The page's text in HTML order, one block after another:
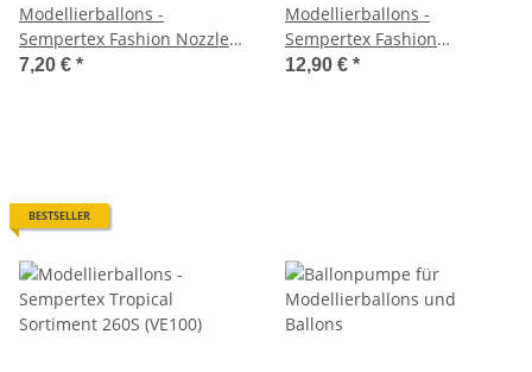
Modellierballons -
Sempertex Fashion Nozzle-
Up 260S (VE50)
7,20 € *
Modellierballons -
Sempertex Fashion
Sortiment 260S (VE100)
12,90 € *
BESTSELLER